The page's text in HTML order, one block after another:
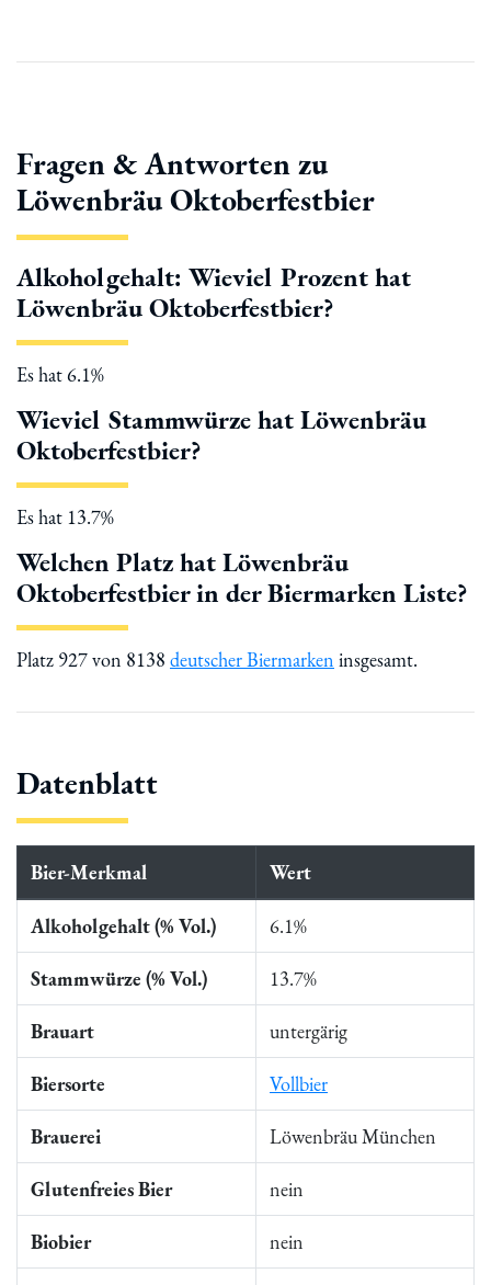
Fragen & Antworten zu
Löwenbräu Oktoberfestbier
Alkoholgehalt: Wieviel Prozent hat
Löwenbräu Oktoberfestbier?
Es hat 6.1%
Wieviel Stammwürze hat Löwenbräu
Oktoberfestbier?
Es hat 13.7%
Welchen Platz hat Löwenbräu
Oktoberfestbier in der Biermarken Liste?
Platz 927 von 8138 deutscher Biermarken insgesamt.
Datenblatt
Bier-Merkmal Wert
Alkoholgehalt (% Vol.) 6.1%
Stammwürze (% Vol.) 13.7%
Brauart untergärig
Biersorte Vollbier
Brauerei Löwenbräu München
Glutenfreies Bier nein
Biobier nein